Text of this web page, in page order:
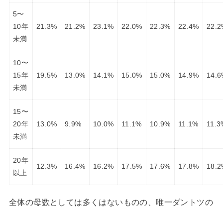
5〜
10年
未満
21.3% 21.2% 23.1% 22.0% 22.3% 22.4%
10〜
15年
未満
19.5% 13.0% 14.1% 15.0% 15.0% 14.9%
15〜
20年
未満
13.0% 9.9% 10.0% 11.1% 10.9% 11.1%
20年
以上
12.3% 16.4% 16.2% 17.5% 17.6% 17.8%
全体の母数としては多くはないものの、唯一ダントツの